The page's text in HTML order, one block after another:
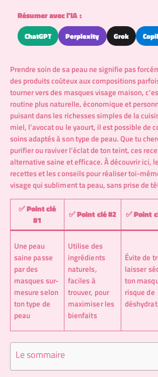
Résumer avec l'IA :
ChatGPT Perplexity Grok
Prendre soin de sa peau ne signifie pas
des produits coûteux aux compositions
tourner vers des masques visage maison,
routine plus naturelle, économique et
puisant dans les richesses simples de la
miel, l’avocat ou le yaourt, il est possible de
soins adaptés à son type de peau. Que tu
purifier ou raviver l’éclat de ton teint, ces
alternative saine et efficace. À découvrir ici,
recettes et les conseils pour réaliser toi-
visage qui subliment ta peau, sans prise de
✅Point clé
#1
✅Point clé #2 ✅Point
Une peau
saine passe
par des
masques sur-
mesure selon
ton type de
peau
Utilise des
ingrédients
naturels,
faciles à
trouver, pour
maximiser les
bienfaits
Évite de
laisser
ton
risque de
Le sommaire